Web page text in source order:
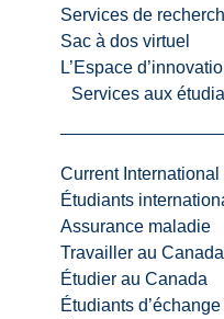
Services de
Sac à dos virtuel
L’Espace
Services aux
Current International
Étudiants
Assurance maladie
Travailler au Canada
Étudier au Canada
Étudiants